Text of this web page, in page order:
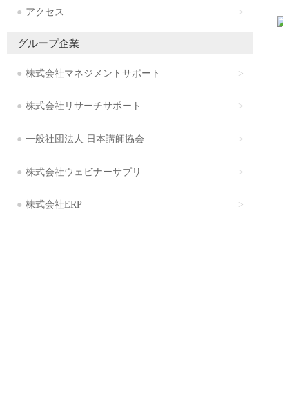
アクセス
グループ企業
株式会社マネジメントサポート
株式会社リサーチサポート
一般社団法人 日本講師協会
株式会社ウェビナーサプリ
株式会社ERP